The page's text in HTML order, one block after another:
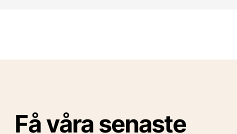
Få våra senaste